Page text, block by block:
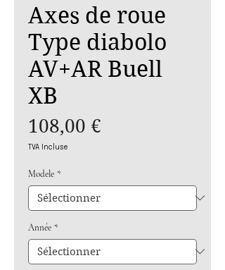
Axes de roue
Type diabolo
AV+AR Buell
XB
108,00 €
TVA Incluse
Modele *
Année *